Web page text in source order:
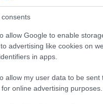
allow Google to enable
advertising like cookies on
in apps.
allow my user data to be sent
online advertising purposes.